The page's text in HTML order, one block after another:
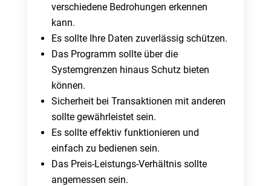
verschiedene Bedrohungen erkennen
kann.
Es sollte Ihre Daten zuverlässig schützen.
Das Programm sollte über die
Systemgrenzen hinaus Schutz bieten
können.
Sicherheit bei Transaktionen mit anderen
sollte gewährleistet sein.
Es sollte effektiv funktionieren und
einfach zu bedienen sein.
Das Preis-Leistungs-Verhältnis sollte
angemessen sein.